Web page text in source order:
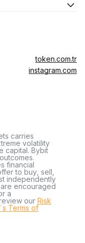
token.com.tr
instagram.com
carries
volatility
capital. Bybit
financial
to buy, sell,
independently
encouraged
a
our Risk
Terms of